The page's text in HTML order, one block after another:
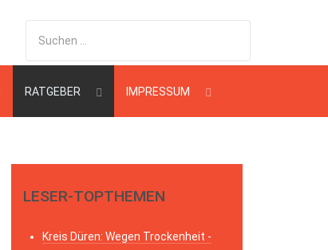
RATGEBER IMPRESSUM
LESER-TOPTHEMEN
Kreis Düren: Wegen Trockenheit -